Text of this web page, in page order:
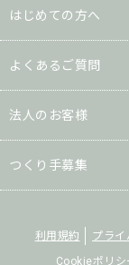
はじめての方へ
よくあるご質問
法人のお客様
つくり手募集
利用規約 プライ
Cookieポリシ